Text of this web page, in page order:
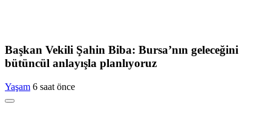
Başkan Vekili Şahin Biba: Bursa’nın geleceğini
bütüncül anlayışla planlıyoruz
Yaşam 6 saat önce